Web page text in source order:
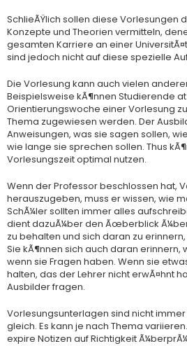
SchlieÃŸlich sollen diese Vorlesungen
Konzepte und Theorien vermitteln,
gesamten Karriere an einer
sind jedoch nicht auf diese spezielle
Die Vorlesung kann auch vielen
Beispielsweise kÃ¶nnen Studierende
Orientierungswoche einer Vorlesung
Thema zugewiesen werden. Der
Anweisungen, was sie sagen sollen,
wie lange sie sprechen sollen. Thus
Vorlesungszeit optimal nutzen.
Wenn der Professor beschlossen hat,
herauszugeben, muss er wissen, wie
SchÃ¼ler sollten immer alles
dient dazuÃ¼ber den Ãœberblick
zu behalten und sich daran zu
Sie kÃ¶nnen sich auch daran erinnern,
wenn sie Fragen haben. Wenn sie
halten, das der Lehrer nicht erwÃ¤hnt
Ausbilder fragen.
Vorlesungsunterlagen sind nicht
gleich. Es kann je nach Thema
expire Notizen auf Richtigkeit